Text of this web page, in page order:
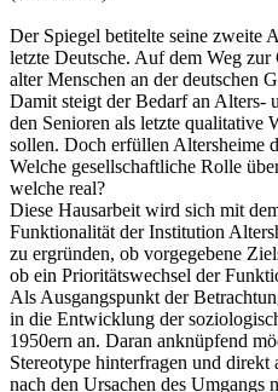
Der Spiegel betitelte seine zweite
letzte Deutsche. Auf dem Weg
alter Menschen an der deutschen
Damit steigt der Bedarf an Alters-
den Senioren als letzte qualitative
sollen. Doch erfüllen Altersheime
Welche gesellschaftliche Rolle
welche real?
Diese Hausarbeit wird sich mit
Funktionalität der Institution
zu ergründen, ob vorgegebene
ob ein Prioritätswechsel der
Als Ausgangspunkt der
in die Entwicklung der
1950ern an. Daran anknüpfend
Stereotype hinterfragen und
nach den Ursachen des Umgangs